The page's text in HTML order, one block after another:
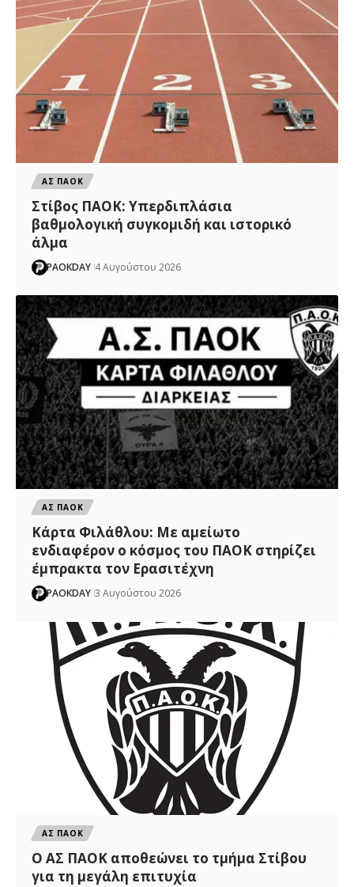
ΑΣ ΠΑΟΚ
Στίβος ΠΑΟΚ: Υπερδιπλάσια
βαθμολογική συγκομιδή και ιστορικό
άλμα
PAOKDAY 4 Αυγούστου 2026
ΑΣ ΠΑΟΚ
Κάρτα Φιλάθλου: Με αμείωτο
ενδιαφέρον ο κόσμος του ΠΑΟΚ στηρίζει
έμπρακτα τον Ερασιτέχνη
PAOKDAY 3 Αυγούστου 2026
ΑΣ ΠΑΟΚ
Ο ΑΣ ΠΑΟΚ αποθεώνει το τμήμα Στίβου
για τη μεγάλη επιτυχία